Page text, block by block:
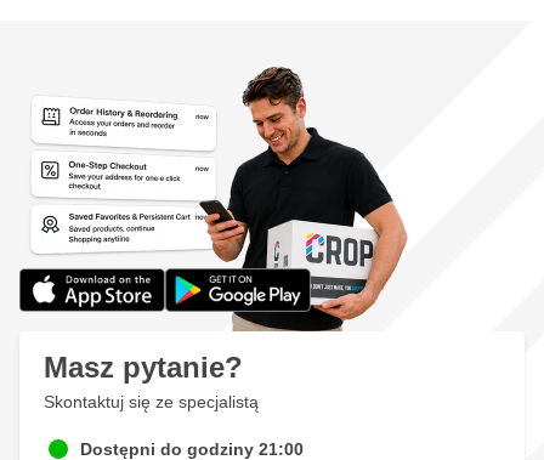
Masz pytanie?
Skontaktuj się ze specjalistą
Dostępni do godziny 21:00